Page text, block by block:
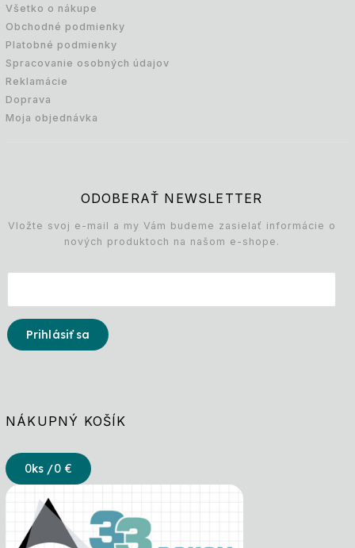
Všetko o nákupe
Obchodné podmienky
Platobné podmienky
Spracovanie osobných údajov
Reklamácie
Doprava
Moja objednávka
ODOBERAŤ NEWSLETTER
Vložte svoj e-mail a my Vám budeme zasielať informácie o
nových produktoch na našom e-shope.
Prihlásiť sa
NÁKUPNÝ KOŠÍK
0ks /0 €